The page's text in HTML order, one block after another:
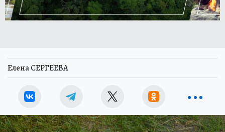
Елена СЕРГЕЕВА